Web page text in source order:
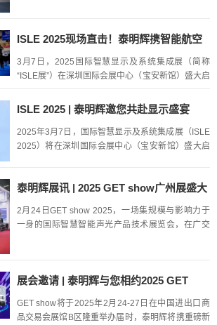
设...
ISLE 2025现场直击！泰明辉携智能航空
箱亮相现场！
3月7日，2025国际智慧显示及系统集成展（简称
“ISLE展”）在深圳国际会展中心（宝安新馆）盛大启
相，现场人头攒动，气氛热烈非凡！现场直击走近
ISLE 2025 | 泰明辉邀您共赴显示盛宴
2025年3月7日，国际智慧显示及系统集成展（ISLE
2025）将在深圳国际会展中心（宝安新馆）盛大启
展会观展...
泰明辉展讯 | 2025 GET show广州展盛大
开幕
2月24日GET show 2025，一场集规模与影响力于
一身的国际智慧智能声光产品技术展览会，在广交
展会邀请 | 泰明辉与您相约2025 GET
show
GET show将于2025年2月24-27日在中国进出口商
品交易会展馆B区隆重举办届时，泰明辉将携重磅新